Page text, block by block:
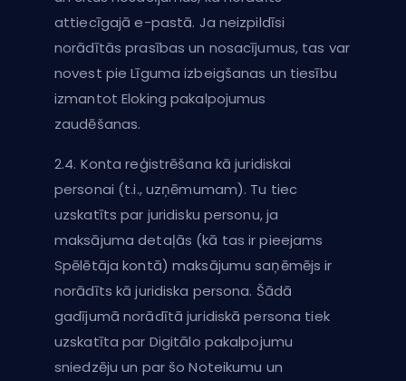
attiecīgajā e-pastā. Ja neizpildīsi
norādītās prasības un nosacījumus, tas var
novest pie Līguma izbeigšanas un tiesību
izmantot Eloking pakalpojumus
zaudēšanas.
2.4. Konta reģistrēšana kā juridiskai
personai (t.i., uzņēmumam). Tu tiec
uzskatīts par juridisku personu, ja
maksājuma detaļās (kā tas ir pieejams
Spēlētāja kontā) maksājumu saņēmējs ir
norādīts kā juridiska persona. Šādā
gadījumā norādītā juridiskā persona tiek
uzskatīta par Digitālo pakalpojumu
sniedzēju un par šo Noteikumu un